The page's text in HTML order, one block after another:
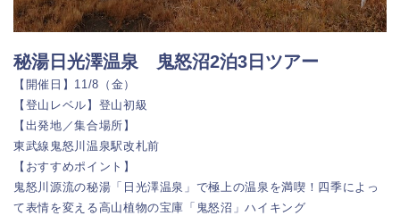
秘湯日光澤温泉 鬼怒沼2泊3日ツアー
【開催日】11/8（金）
【登山レベル】登山初級
【出発地／集合場所】
東武線鬼怒川温泉駅改札前
【おすすめポイント】
鬼怒川源流の秘湯「日光澤温泉」で極上の温泉を満喫！四季によっ
て表情を変える高山植物の宝庫「鬼怒沼」ハイキング